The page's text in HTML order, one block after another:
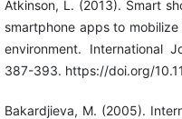
Atkinson, L. (2013). Smart
smartphone apps to
environment. International
387-393. https://doi.org/
Bakardjieva, M. (2005).